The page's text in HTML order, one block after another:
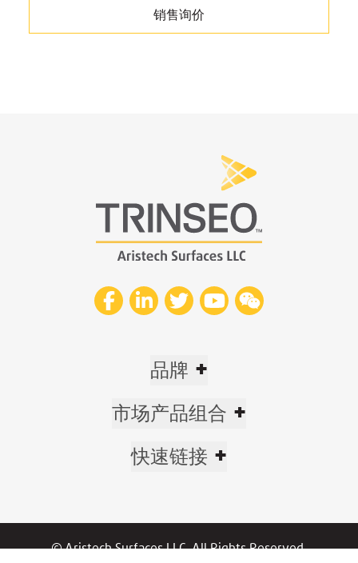
销售询价
品牌 +
市场产品组合 +
快速链接 +
© Aristech Surfaces LLC. All Rights Reserved.